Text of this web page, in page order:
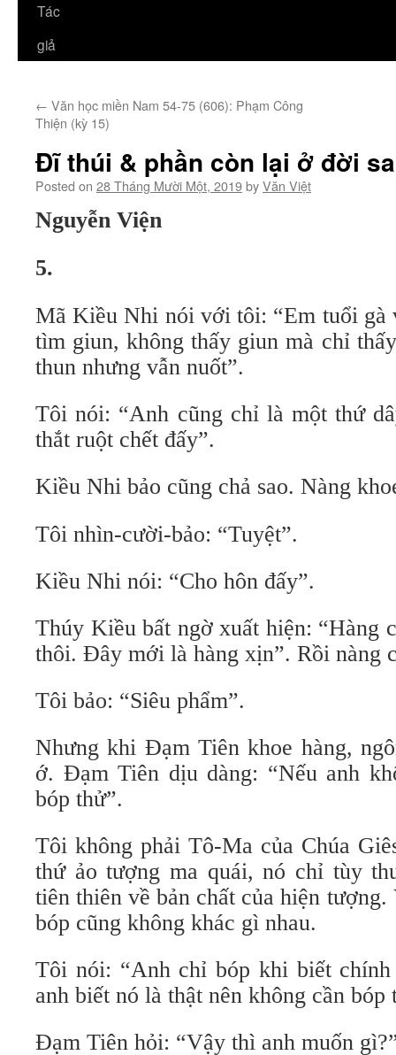
Tác
giả
← Văn học miền Nam 54-75 (606): Phạm Công
Thiện (kỳ 15)
Đĩ thúi & phần còn lại ở đời
Posted on 28 Tháng Mười Một, 2019byVăn Việt
Nguyễn Viện
5.
Mã Kiều Nhi nói với tôi: “Em tuổi gà
tìm giun, không thấy giun mà chỉ
thun nhưng vẫn nuốt”.
Tôi nói: “Anh cũng chỉ là một thứ
thắt ruột chết đấy”.
Kiều Nhi bảo cũng chả sao. Nàng
Tôi nhìn-cười-bảo: “Tuyệt”.
Kiều Nhi nói: “Cho hôn đấy”.
Thúy Kiều bất ngờ xuất hiện: “Hàng
thôi. Đây mới là hàng xịn”. Rồi nàng
Tôi bảo: “Siêu phẩm”.
Nhưng khi Đạm Tiên khoe hàng,
ớ. Đạm Tiên dịu dàng: “Nếu anh
bóp thử”.
Tôi không phải Tô-Ma của Chúa
thứ ảo tượng ma quái, nó chỉ tùy
tiên thiên về bản chất của hiện
bóp cũng không khác gì nhau.
Tôi nói: “Anh chỉ bóp khi biết
anh biết nó là thật nên không cần bóp
Đạm Tiên hỏi: “Vậy thì anh muốn